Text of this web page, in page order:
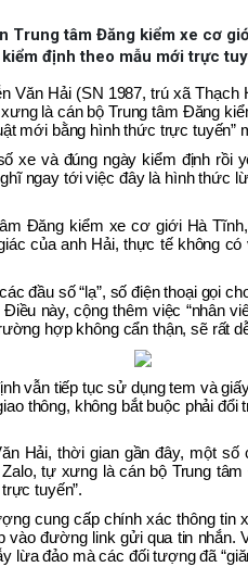
Trung tâm Đăng kiểm xe cơ
định theo mẫu mới trực
Văn Hải (SN 1987, trú xã
là cán bộ Trung tâm Đăng
mới bằng hình thức trực tuyến”
xe và đúng ngày kiểm định rồi
ngay tới việc đây là hình thức
Đăng kiểm xe cơ giới Hà
của anh Hải, thực tế không
đầu số “lạ”, số điện thoại gọi
này, cộng thêm việc “nhân
hợp không cẩn thận, sẽ rất
vẫn tiếp tục sử dụng tem và
thông, không bắt buộc phải đổi
Hải, thời gian gần đây, một
tự xưng là cán bộ Trung
tuyến”.
cung cấp chính xác thông tin
vào đường link gửi qua tin
lừa đảo mà các đối tượng đã